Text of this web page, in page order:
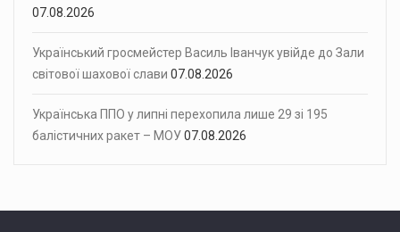
07.08.2026
Український гросмейстер Василь Іванчук увійде до Зали
світової шахової слави 07.08.2026
Українська ППО у липні перехопила лише 29 зі 195
балістичних ракет – МОУ07.08.2026